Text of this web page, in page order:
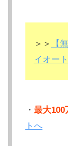
＞＞
【
イオー
・ 最大100
トへ